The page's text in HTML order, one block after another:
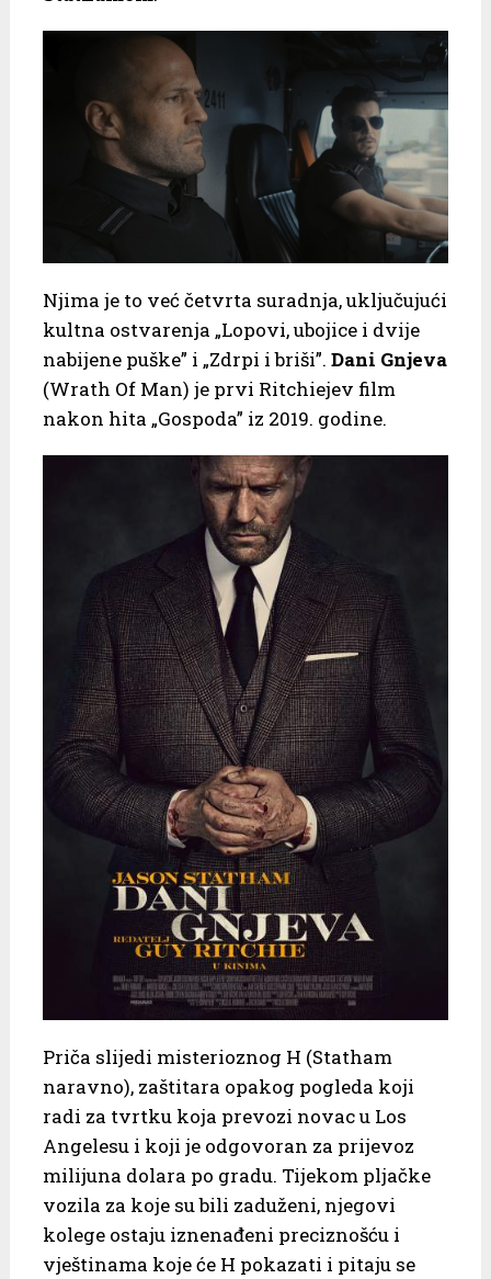
Njima je to već četvrta suradnja, uključujući
kultna ostvarenja „Lopovi, ubojice i dvije
nabijene puške” i „Zdrpi i briši”. Dani Gnjeva
(Wrath Of Man) je prvi Ritchiejev film
nakon hita „Gospoda” iz 2019. godine.
Priča slijedi misterioznog H (Statham
naravno), zaštitara opakog pogleda koji
radi za tvrtku koja prevozi novac u Los
Angelesu i koji je odgovoran za prijevoz
milijuna dolara po gradu. Tijekom pljačke
vozila za koje su bili zaduženi, njegovi
kolege ostaju iznenađeni preciznošću i
vještinama koje će H pokazati i pitaju se